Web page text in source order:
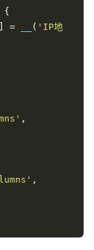
{
= ( 'IP地
,
,